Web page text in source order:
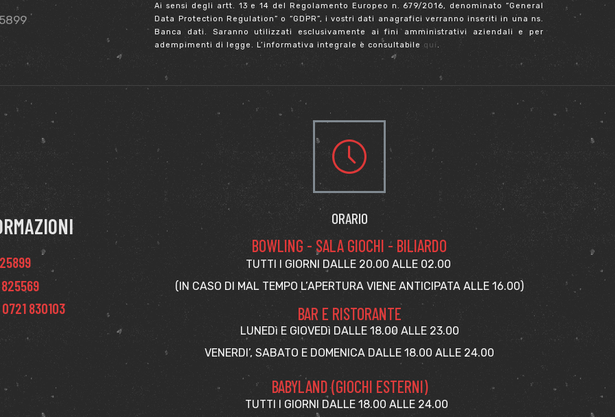
Ai sensi degli artt. 13 e 14 del Regolamento Europeo n. 679/2016, denominato “General
Data Protection Regulation” o “GDPR”, i vostri dati anagrafici verranno inseriti in una ns.
Banca dati. Saranno utilizzati esclusivamente ai fini amministrativi aziendali e per
adempimenti di legge. L’informativa integrale è consultabile qui .
825569
0721 830103
ORARIO
BOWLING - SALA GIOCHI - BILIARDO
TUTTI I GIORNI DALLE 20.00 ALLE 02.00
(IN CASO DI MAL TEMPO L’APERTURA VIENE ANTICIPATA ALLE 16.00)
BAR E RISTORANTE
LUNEDì E GIOVEDì DALLE 18.00 ALLE 23.00
VENERDI’, SABATO E DOMENICA DALLE 18.00 ALLE 24.00
BABYLAND (GIOCHI ESTERNI)
TUTTI I GIORNI DALLE 18.00 ALLE 24.00